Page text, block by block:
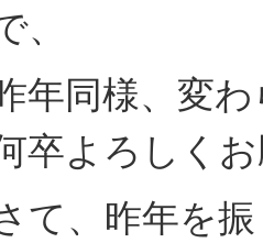
、
年同様、変
卒よろしく
て、昨年を